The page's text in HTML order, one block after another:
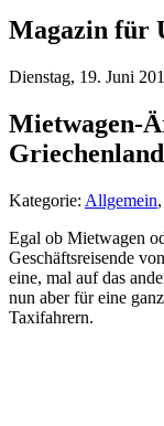
Magazin für
Dienstag, 19. Juni
Mietwagen-
Griechenland
Kategorie: Allgemein,
Egal ob Mietwagen
Geschäftsreisende
eine, mal auf das
nun aber für eine
Taxifahrern.